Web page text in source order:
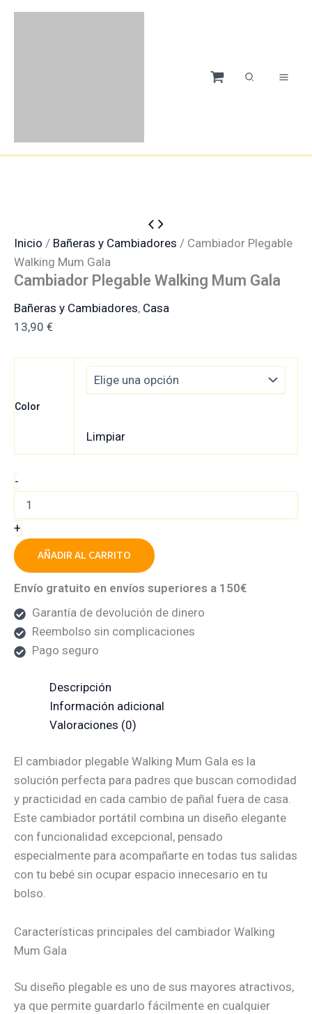
Inicio / Bañeras y Cambiadores / Cambiador Plegable
Walking Mum Gala
Cambiador Plegable Walking Mum Gala
Bañeras y Cambiadores, Casa
13,90 €
Color
Limpiar
-
Walking
Mum
Gala
+
AÑADIR AL CARRITO
Envío gratuito en envíos superiores a 150€
Garantía de devolución de dinero
Reembolso sin complicaciones
Pago seguro
Descripción
Información adicional
Valoraciones (0)
El cambiador plegable Walking Mum Gala es la
solución perfecta para padres que buscan comodidad
y practicidad en cada cambio de pañal fuera de casa.
Este cambiador portátil combina un diseño elegante
con funcionalidad excepcional, pensado
especialmente para acompañarte en todas tus salidas
con tu bebé sin ocupar espacio innecesario en tu
bolso.
Características principales del cambiador Walking
Mum Gala
Su diseño plegable es uno de sus mayores atractivos,
ya que permite guardarlo fácilmente en cualquier
199,00 €.
179,00
Menú
Menú
Menú
Menú